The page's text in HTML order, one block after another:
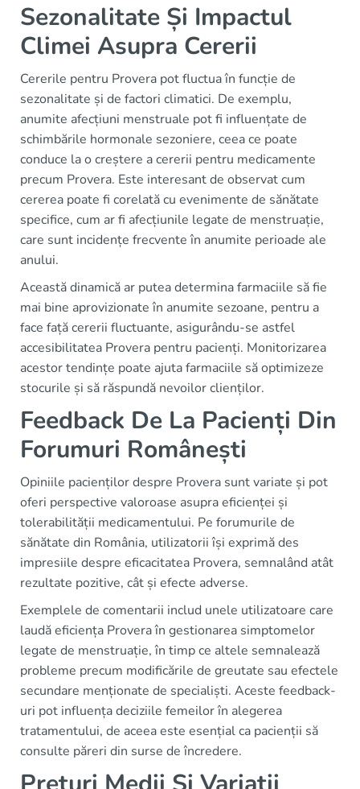
Sezonalitate Și Impactul
Climei Asupra Cererii
Cererile pentru Provera pot fluctua în funcție de
sezonalitate și de factori climatici. De exemplu,
anumite afecțiuni menstruale pot fi influențate de
schimbările hormonale sezoniere, ceea ce poate
conduce la o creștere a cererii pentru medicamente
precum Provera. Este interesant de observat cum
cererea poate fi corelată cu evenimente de sănătate
specifice, cum ar fi afecțiunile legate de menstruație,
care sunt incidențe frecvente în anumite perioade ale
anului.
Această dinamică ar putea determina farmaciile să fie
mai bine aprovizionate în anumite sezoane, pentru a
face față cererii fluctuante, asigurându-se astfel
accesibilitatea Provera pentru pacienți. Monitorizarea
acestor tendințe poate ajuta farmaciile să optimizeze
stocurile și să răspundă nevoilor clienților.
Feedback De La Pacienți Din
Forumuri Românești
Opiniile pacienților despre Provera sunt variate și pot
oferi perspective valoroase asupra eficienței și
tolerabilității medicamentului. Pe forumurile de
sănătate din România, utilizatorii își exprimă des
impresiile despre eficacitatea Provera, semnalând atât
rezultate pozitive, cât și efecte adverse.
Exemplele de comentarii includ unele utilizatoare care
laudă eficiența Provera în gestionarea simptomelor
legate de menstruație, în timp ce altele semnalează
probleme precum modificările de greutate sau efectele
secundare menționate de specialiști. Aceste feedback-
uri pot influența deciziile femeilor în alegerea
tratamentului, de aceea este esențial ca pacienții să
consulte păreri din surse de încredere.